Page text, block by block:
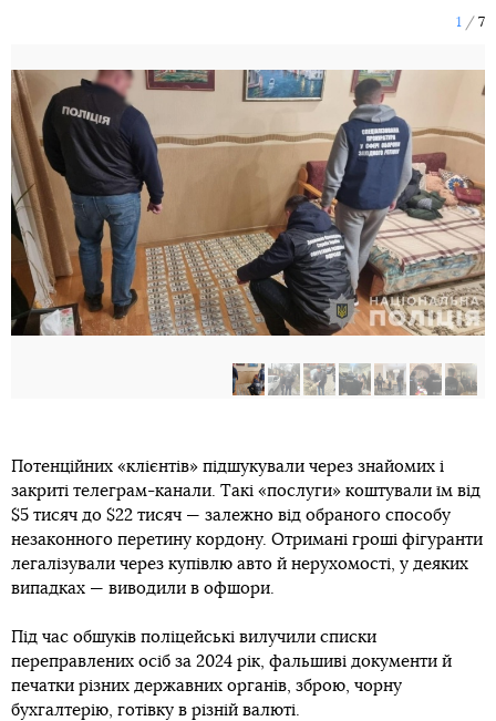
1 7
Потенційних «клієнтів» підшукували через знайомих і
закриті телеграм-канали. Такі «послуги» коштували їм від
$5 тисяч до $22 тисяч — залежно від обраного способу
незаконного перетину кордону. Отримані гроші фігуранти
легалізували через купівлю авто й нерухомості, у деяких
випадках — виводили в офшори.
Під час обшуків поліцейські вилучили списки
переправлених осіб за 2024 рік, фальшиві документи й
печатки різних державних органів, зброю, чорну
бухгалтерію, готівку в різній валюті.